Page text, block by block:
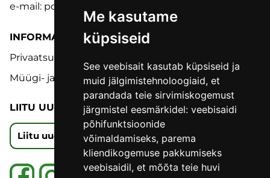
Me kasutame
küpsiseid
See veebisait kasutab küpsiseid ja
muid jälgimistehnoloogiaid, et
parandada teie sirvimiskogemust
järgmistel eesmärkidel: veebisaidi
põhifunktsioonide
võimaldamiseks, parema
kliendikogemuse pakkumiseks
veebisaidil, et mõõta teie huvi
e-mail: pood@lmk.ee
INFORMATSIOON
Privaatsuspoliitika
Müügi- ja tagastustingimused
LIITU UUDISKIRJAGA
Liitu uudiskirjaga